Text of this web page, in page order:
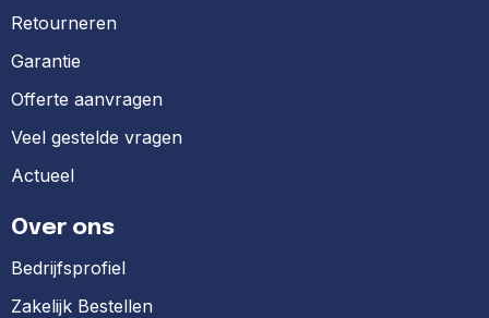
Retourneren
Garantie
Offerte aanvragen
Veel gestelde vragen
Actueel
Over ons
Bedrijfsprofiel
Zakelijk Bestellen